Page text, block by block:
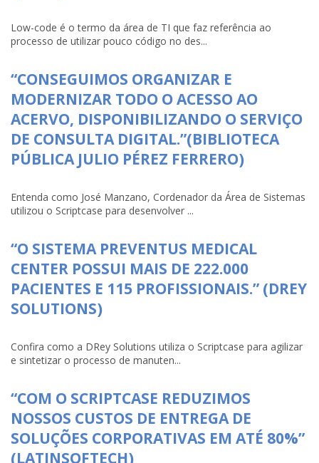
Low-code é o termo da área de TI que faz referência ao
processo de utilizar pouco código no des...
“CONSEGUIMOS ORGANIZAR E
MODERNIZAR TODO O ACESSO AO
ACERVO, DISPONIBILIZANDO O SERVIÇO
DE CONSULTA DIGITAL.”(BIBLIOTECA
PÚBLICA JULIO PÉREZ FERRERO)
Entenda como José Manzano, Cordenador da Área de Sistemas
utilizou o Scriptcase para desenvolver ...
“O SISTEMA PREVENTUS MEDICAL
CENTER POSSUI MAIS DE 222.000
PACIENTES E 115 PROFISSIONAIS.” (DREY
SOLUTIONS)
Confira como a DRey Solutions utiliza o Scriptcase para agilizar
e sintetizar o processo de manuten...
“COM O SCRIPTCASE REDUZIMOS
NOSSOS CUSTOS DE ENTREGA DE
SOLUÇÕES CORPORATIVAS EM ATÉ 80%”
(LATINSOFTECH)